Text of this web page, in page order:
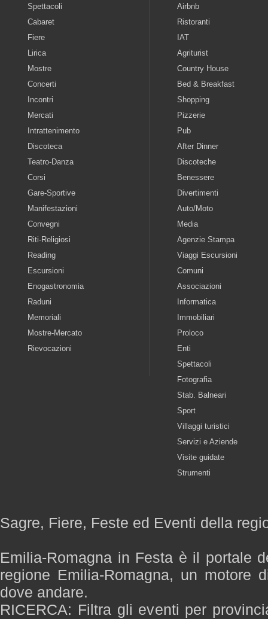
Spettacoli
Cabaret
Fiere
Lirica
Mostre
Concerti
Incontri
Mercati
Intrattenimento
Discoteca
Teatro-Danza
Corsi
Gare-Sportive
Manifestazioni
Convegni
Riti-Religiosi
Reading
Escursioni
Enogastronomia
Raduni
Memoriali
Mostre-Mercato
Rievocazioni
Airbnb
Ristoranti
IAT
Agriturist
Country House
Bed & Breakfast
Shopping
Pizzerie
Pub
After Dinner
Discoteche
Benessere
Divertimenti
Auto/Moto
Media
Agenzie Stampa
Viaggi Escursioni
Comuni
Associazioni
Informatica
Immobiliari
Proloco
Enti
Spettacoli
Fotografia
Stab. Balneari
Sport
Villaggi turistici
Servizi e Aziende
Visite guidate
Strumenti
Sagre, Fiere, Feste ed Eventi della
Emilia-Romagna in Festa è il portale
regione Emilia-Romagna, un motore
dove andare.
RICERCA: Filtra gli eventi per